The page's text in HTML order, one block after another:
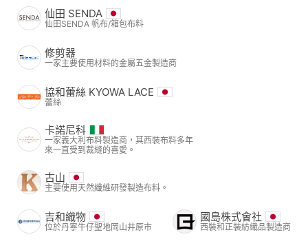
仙田 SENDA
仙田SENDA 帆布/箱包布料
修剪器
一家主要使用材料的金屬五金製造商
協和蕾絲 KYOWA LACE
蕾絲
卡諾尼科
一家義大利布料製造商，其西裝布料多年
來一直受到裁縫的喜愛。
古山
主要使用天然纖維研發製造布料。
吉和織物
位於丹寧牛仔聖地岡山井原市
國島株式會社
西裝和正裝紡織品製造商